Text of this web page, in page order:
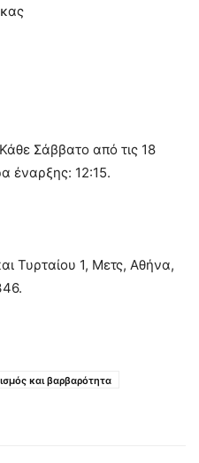
Σάββατο από τις 18
έναρξης: 12:15.
Τυρταίου 1, Μετς, Αθήνα,
και βαρβαρότητα